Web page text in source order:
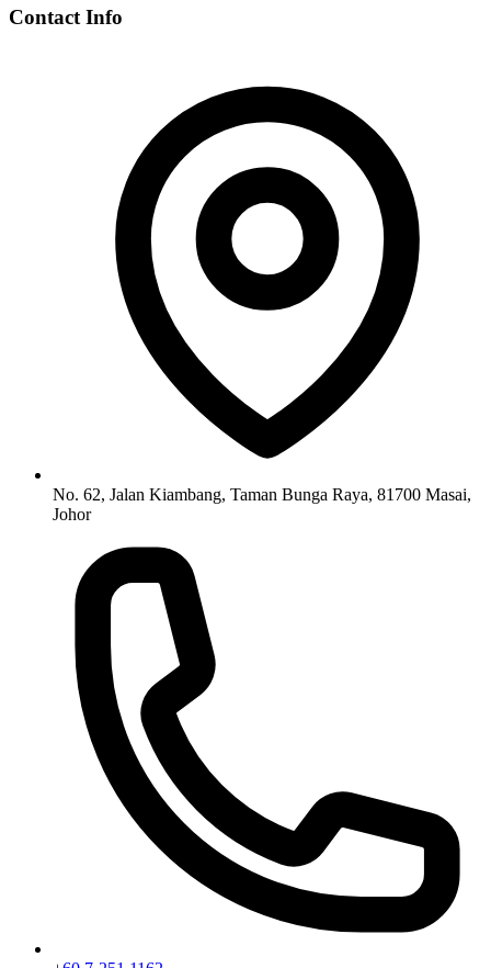
Contact Info
No. 62, Jalan Kiambang, Taman Bunga Raya, 81700 Masai,
Johor